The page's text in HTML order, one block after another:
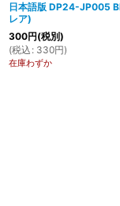
日本語版 DP24-JP005
レア)
300円(税別)
(税込 : 330円)
在庫わずか